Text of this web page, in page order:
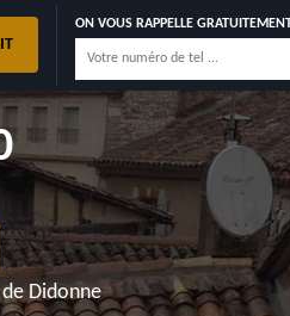
ON VOUS RAPPELLE
DE
CONTACTEZ NOUS
Palmyre, Les Mathes, Saint